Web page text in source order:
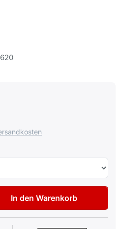
Spraydose für Honda NH691M
In den Warenkorb